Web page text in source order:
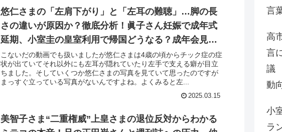
悠仁さまの「左肩下がり」と「左耳の難聴」…脚の長
さの違いが原因か？徹底分析！眞子さん妊娠で成年式
延期、小室圭の皇室利用で帰国どうなる？成年会見で
愛子さまとのアドリブ違い
こないだの動画でも扱いましたが悠仁さまは4歳の頃からチック症の症
状が出ていてそれ以外にも左耳が隠れていたり左手で支える癖が目立
ちました。そしていくつか悠仁さまの写真を見ていて思ったのですが
まっすぐ立っている写真がないんですよね。よくみると左...
2025.03.15
美智子さま“二重権威”上皇さまの退位反対からわかる
言
高
言
議
動
小
ラ